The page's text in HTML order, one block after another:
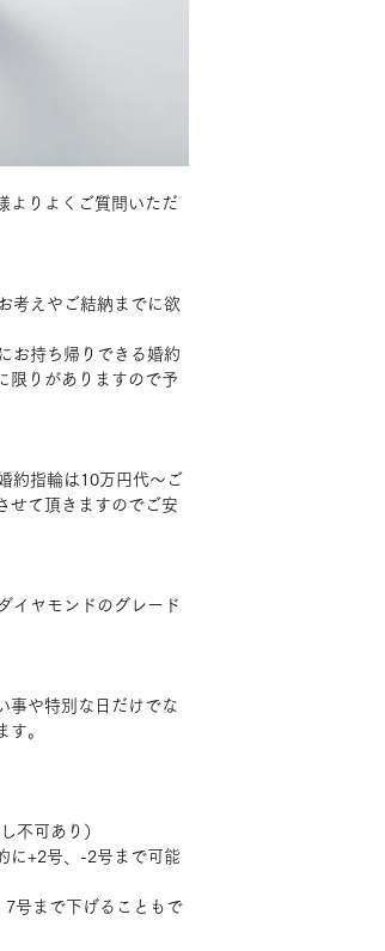
よりよくご質問いただ
考えやご結納までに欲
お持ち帰りできる婚約
限りがありますので予
約指輪は10万円代～ご
せて頂きますのでご安
イヤモンドのグレード
事や特別な日だけでな
す。
不可あり）
に+2号、-2号まで可能
号まで下げることもで